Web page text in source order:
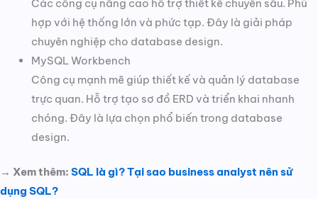
Các công cụ nâng cao hỗ trợ thiết kế chuyên sâu. Phù
hợp với hệ thống lớn và phức tạp. Đây là giải pháp
chuyên nghiệp cho database design.
MySQL Workbench
Công cụ mạnh mẽ giúp thiết kế và quản lý database
trực quan. Hỗ trợ tạo sơ đồ ERD và triển khai nhanh
chóng. Đây là lựa chọn phổ biến trong database
design.
→ Xem thêm: SQL là gì? Tại sao business analyst nên sử
dụng SQL?